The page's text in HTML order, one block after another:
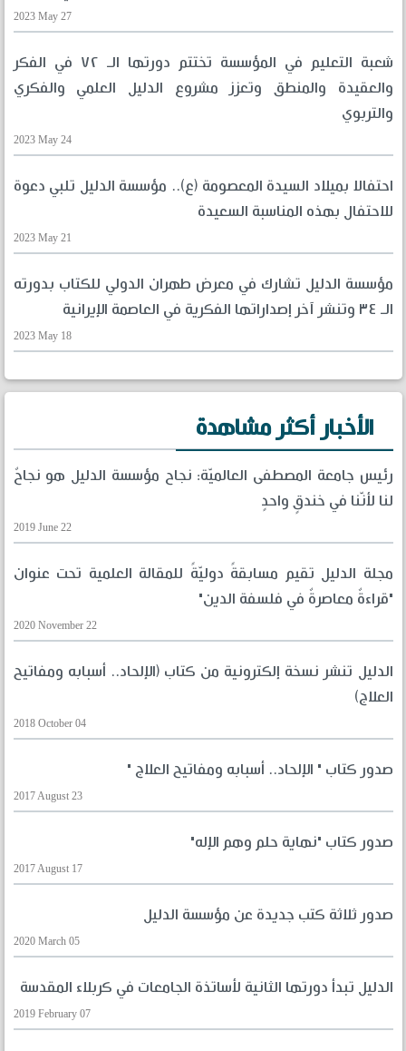
2023 May 27
شعبة التعليم في المؤسسة تختتم دورتها الـ ٧٢ في الفكر
والعقيدة والمنطق وتعزز مشروع الدليل العلمي والفكري
والتربوي
2023 May 24
احتفالا بميلاد السيدة المعصومة (ع).. مؤسسة الدليل تلبي دعوة
للاحتفال بهذه المناسبة السعيدة
2023 May 21
مؤسسة الدليل تشارك في معرض طهران الدولي للكتاب بدورته
الـ ٣٤ وتنشر آخر إصداراتها الفكرية في العاصمة الإيرانية
2023 May 18
الأخبار أكثر مشاهدة
رئيس جامعة المصطفى العالميّة: نجاح مؤسسة الدليل هو نجاحٌ
لنا لأنّنا في خندقٍ واحدٍ
2019 June 22
مجلة الدليل تقيم مسابقةً دوليّةً للمقالة العلمية تحت عنوان
"قراءةٌ معاصرةٌ في فلسفة الدين"
2020 November 22
الدليل تنشر نسخة إلكترونية من كتاب (الإلحاد.. أسبابه ومفاتيح
العلاج)
2018 October 04
صدور كتاب " الإلحاد.. أسبابه ومفاتيح العلاج "
2017 August 23
صدور كتاب "نهاية حلم وهم الإله"
2017 August 17
صدور ثلاثة كتب جديدة عن مؤسسة الدليل
2020 March 05
الدليل تبدأ دورتها الثانية لأساتذة الجامعات في كربلاء المقدسة
2019 February 07